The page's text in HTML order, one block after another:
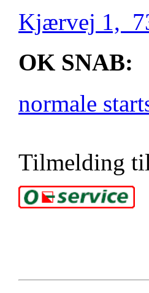
Kjærvej 1,
OK SNAB:
normale
Tilmelding